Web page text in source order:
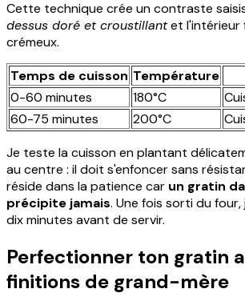
Cette technique crée un contraste
dessus doré et croustillantet l'intérieur
crémeux.
Temps de cuisson Température
0-60 minutes
180°C
60-75 minutes
200°C
Je teste la cuisson en plantant
au centre : il doit s'enfoncer sans
réside dans la patience car un gratin
précipite jamais. Une fois sorti du
dix minutes avant de servir.
Perfectionner ton gratin
finitions de grand-mère